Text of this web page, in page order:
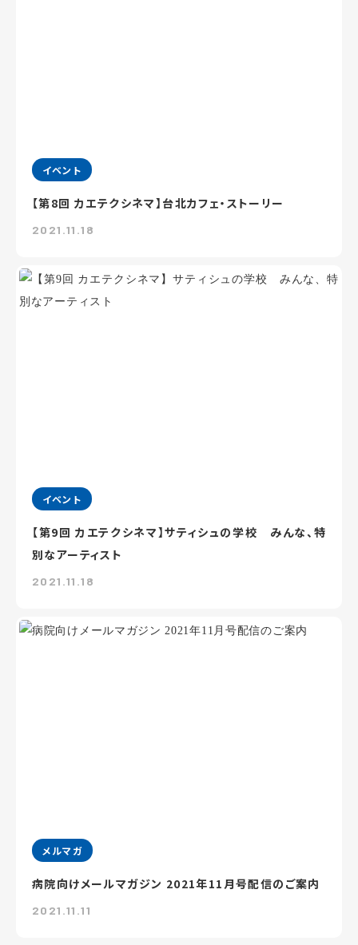
イベント
【第8回 カエテクシネマ】台北カフェ・ストーリー
2021.11.18
イベント
【第9回 カエテクシネマ】サティシュの学校 みんな、特
別なアーティスト
2021.11.18
メルマガ
病院向けメールマガジン 2021年11月号配信のご案内
2021.11.11